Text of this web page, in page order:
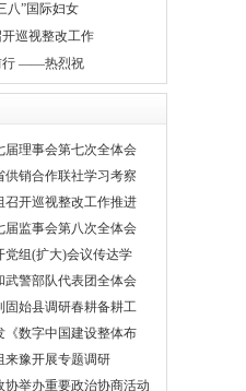
八”国际妇女
巡视整改工作
行 ——热烈祝
届理事会第七次全体会
供销合作联社学习考察
召开巡视整改工作推进
届监事会第八次全体会
党组(扩大)会议传达学
武警部队代表团全体会
固始县调研春耕备耕工
《数字中国建设整体布
来豫开展专题调研
协举办重要政治协商活动